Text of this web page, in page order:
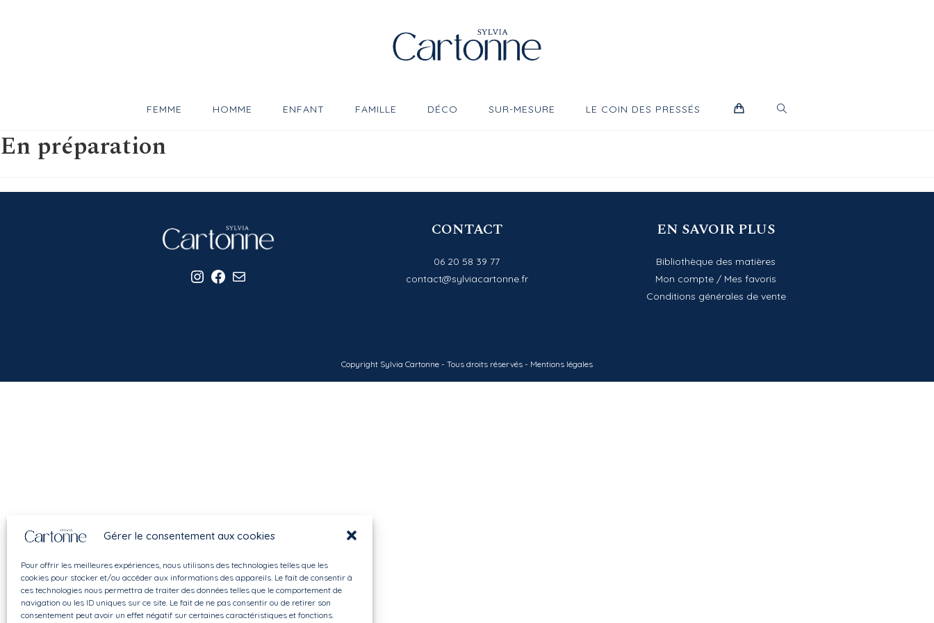
Gérer le consentement aux cookies
Pour offrir les meilleures expériences, nous utilisons des technologies telles que les
cookies pour stocker et/ou accéder aux informations des appareils. Le fait de consentir à
ces technologies nous permettra de traiter des données telles que le comportement de
navigation ou les ID uniques sur ce site. Le fait de ne pas consentir ou de retirer son
consentement peut avoir un effet négatif sur certaines caractéristiques et fonctions.
FEMME HOMME ENFANT FAMILLE DÉCO SUR-MESURE LE COIN DES PRESSÉS TOGGLE
SEARCH
En préparation
Instagram
Facebook
E-mail
CONTACT
06 20 58 39 77
contact@sylviacartonne.fr
EN SAVOIR PLUS
Bibliothèque des matières
Mon compte / Mes favoris
Conditions générales de vente
Copyright Sylvia Cartonne - Tous droits réservés - Mentions légales